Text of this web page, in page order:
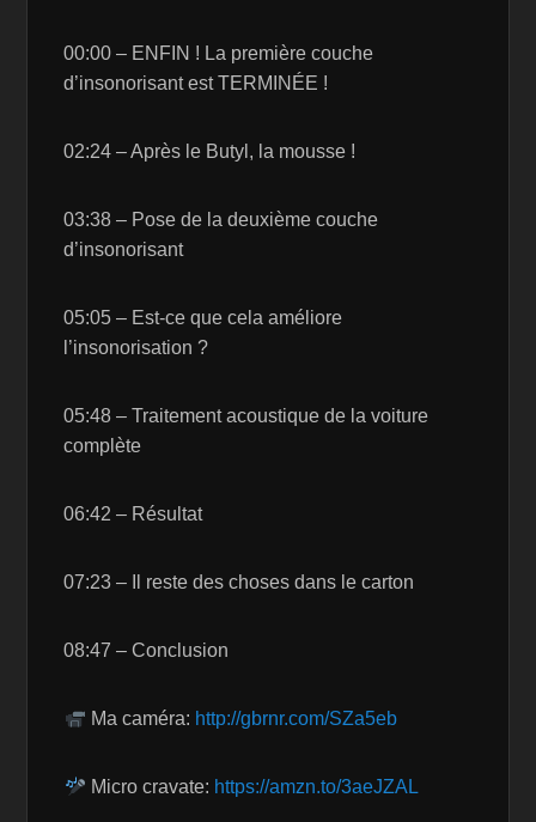
00:00 – ENFIN ! La première couche
d’insonorisant est TERMINÉE !
02:24 – Après le Butyl, la mousse !
03:38 – Pose de la deuxième couche
d’insonorisant
05:05 – Est-ce que cela améliore
l’insonorisation ?
05:48 – Traitement acoustique de la voiture
complète
06:42 – Résultat
07:23 – Il reste des choses dans le carton
08:47 – Conclusion
Ma caméra: http://gbrnr.com/SZa5eb
Micro cravate: https://amzn.to/3aeJZAL